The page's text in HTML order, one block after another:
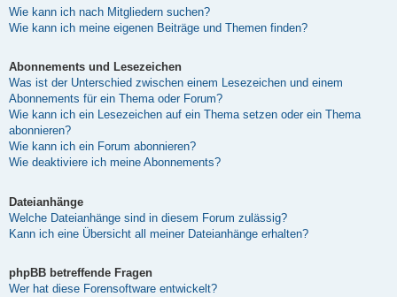
Wie kann ich nach Mitgliedern suchen?
Wie kann ich meine eigenen Beiträge und Themen finden?
Abonnements und Lesezeichen
Was ist der Unterschied zwischen einem Lesezeichen und einem
Abonnements für ein Thema oder Forum?
Wie kann ich ein Lesezeichen auf ein Thema setzen oder ein Thema
abonnieren?
Wie kann ich ein Forum abonnieren?
Wie deaktiviere ich meine Abonnements?
Dateianhänge
Welche Dateianhänge sind in diesem Forum zulässig?
Kann ich eine Übersicht all meiner Dateianhänge erhalten?
phpBB betreffende Fragen
Wer hat diese Forensoftware entwickelt?